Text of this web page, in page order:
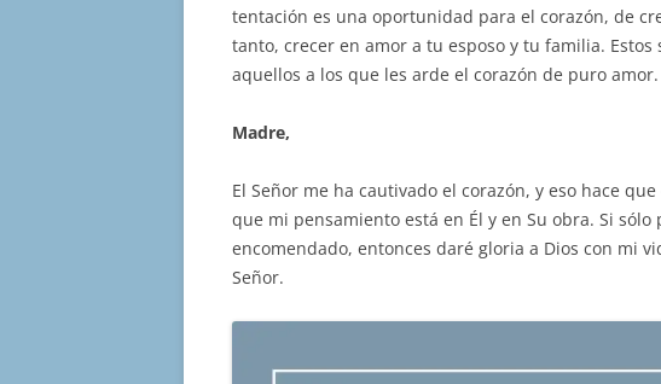
tentación es una oportunidad para el corazón, de
tanto, crecer en amor a tu esposo y tu familia. Estos
aquellos a los que les arde el corazón de puro amor.
Madre,
El Señor me ha cautivado el corazón, y eso hace
que mi pensamiento está en Él y en Su obra. Si
encomendado, entonces daré gloria a Dios con mi
Señor.